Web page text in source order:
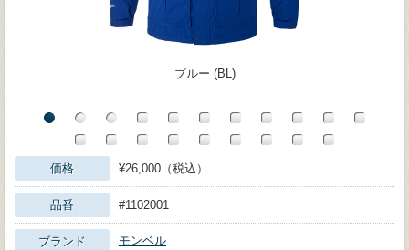
ブルー (BL)
価格 ¥26,000（税込）
品番 #1102001
ブランド モンベル